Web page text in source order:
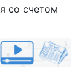
со счетом